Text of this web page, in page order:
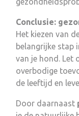
Conclusie:
Het kiezen van
belangrijke stap
van je hond. Let
overbodige
de leeftijd en
Door daarnaast